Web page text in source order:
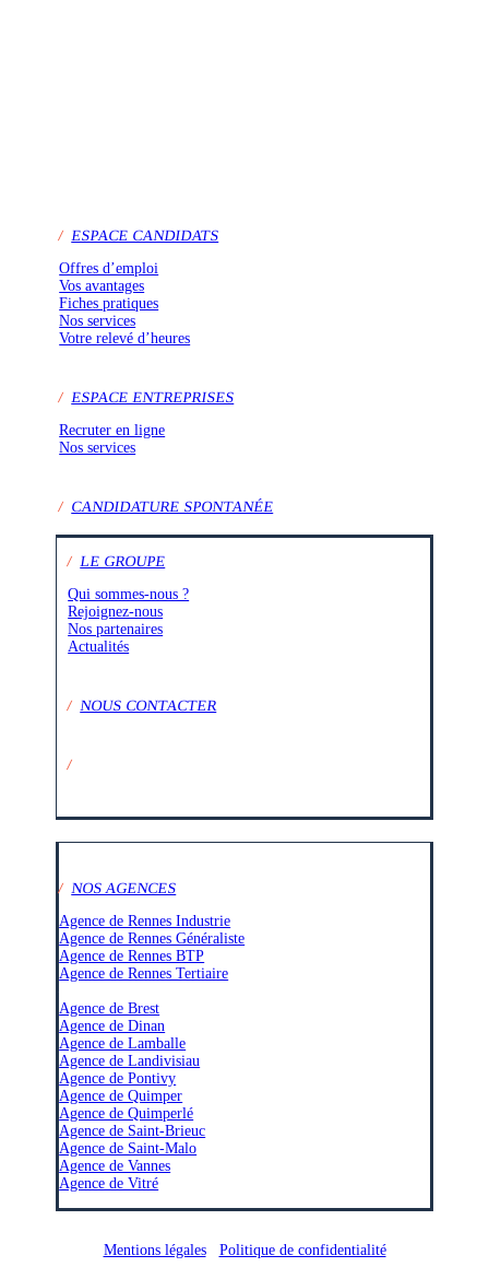
/ ESPACE CANDIDATS
Offres d’emploi
Vos avantages
Fiches pratiques
Nos services
Votre relevé d’heures
/ ESPACE ENTREPRISES
Recruter en ligne
Nos services
/ CANDIDATURE SPONTANÉE
/ LE GROUPE
Qui sommes-nous ?
Rejoignez-nous
Nos partenaires
Actualités
/NOUS CONTACTER
/
/ NOS AGENCES
Agence de Rennes Industrie
Agence de Rennes Généraliste
Agence de Rennes BTP
Agence de Rennes Tertiaire
Agence de Brest
Agence de Dinan
Agence de Lamballe
Agence de Landivisiau
Agence de Pontivy
Agence de Quimper
Agence de Quimperlé
Agence de Saint-Brieuc
Agence de Saint-Malo
Agence de Vannes
Agence de Vitré
Mentions légales/ Politique de confidentialité